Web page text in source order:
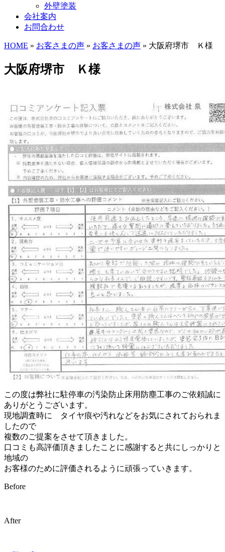
外壁塗装
会社案内
お問合わせ
HOME » お客さまの声 » お客さまの声 » 大阪府堺市 Ｋ様
大阪府堺市 Ｋ様
この度は弊社に駐停車の汚染防止床用防塵工事のご依頼誠に
ありがとうございます。
現地調査時に タイヤ痕や汚れなどをお気にされておられま
したので
複数のご提案をさせて頂きました。
口コミも高評価頂きましたことに感謝すると共にしっかりと
地域の
お客様のために評価されるように頑張っていきます。
Before
After